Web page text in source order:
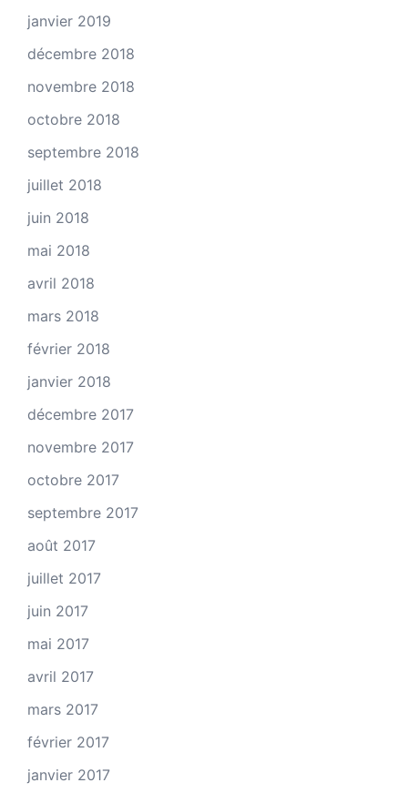
janvier 2019
décembre 2018
novembre 2018
octobre 2018
septembre 2018
juillet 2018
juin 2018
mai 2018
avril 2018
mars 2018
février 2018
janvier 2018
décembre 2017
novembre 2017
octobre 2017
septembre 2017
août 2017
juillet 2017
juin 2017
mai 2017
avril 2017
mars 2017
février 2017
janvier 2017